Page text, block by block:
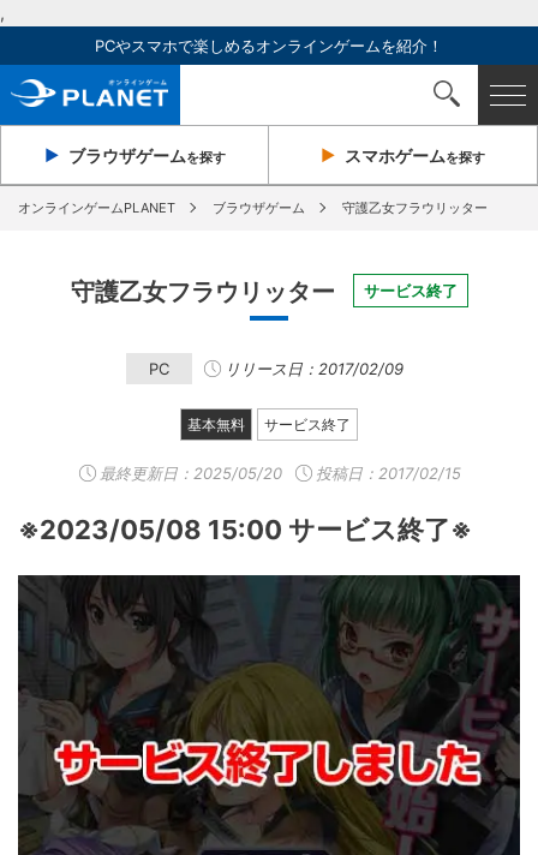
,
PCやスマホで楽しめるオンラインゲームを紹介！
ブラウザゲームを探す スマホゲームを探す
オンラインゲームPLANET ブラウザゲーム 守護乙女フラウリッター
守護乙女フラウリッター サービス終了
PC リリース日：2017/02/09
基本無料 サービス終了
最終更新日： 2025/05/20 投稿日：2017/02/15
※2023/05/08 15:00 サービス終了※